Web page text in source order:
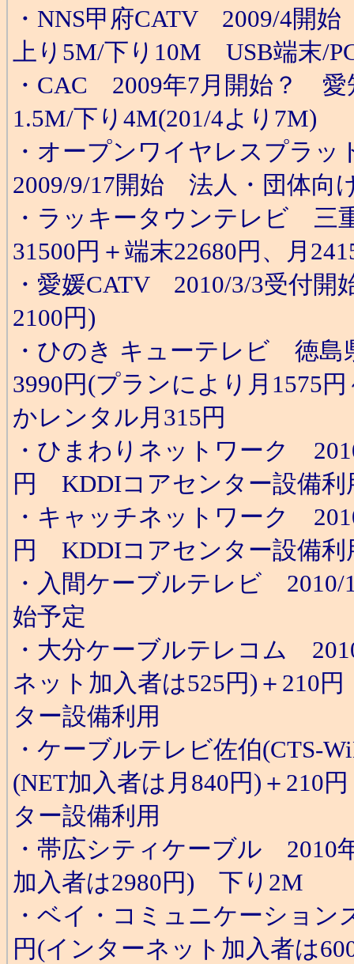
・NNS甲府CATV 2009/4
上り5M/下り10M USB端末/
・CAC 2009年7月開始？
1.5M/下り4M(201/4より7M)
・オープンワイヤレスプラ
2009/9/17開始 法人・団体向
・ラッキータウンテレビ
31500円＋端末22680円、月
・愛媛CATV 2010/3/3受付
2100円)
・ひのき キューテレビ 徳
3990円(プランにより月1575
かレンタル月315円
・ひまわりネットワーク
円 KDDIコアセンター設備利
・キャッチネットワーク
円 KDDIコアセンター設備利
・入間ケーブルテレビ 2010/
始予定
・大分ケーブルテレコム
ネット加入者は525円)＋
ター設備利用
・ケーブルテレビ佐伯
(NET加入者は月840円)＋
ター設備利用
・帯広シティケーブル 2010
加入者は2980円) 下り2M
・ベイ・コミュニケーショ
円(インターネット加入者は